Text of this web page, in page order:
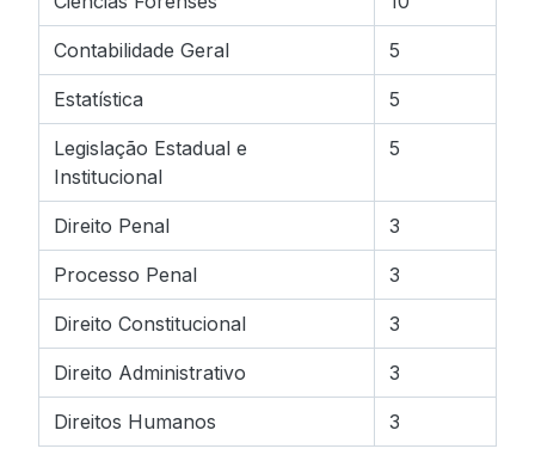
Contabilidade Geral 5
Estatística 5
Legislação Estadual e
Institucional
5
Direito Penal 3
Processo Penal 3
Direito Constitucional 3
Direito Administrativo 3
Direitos Humanos 3